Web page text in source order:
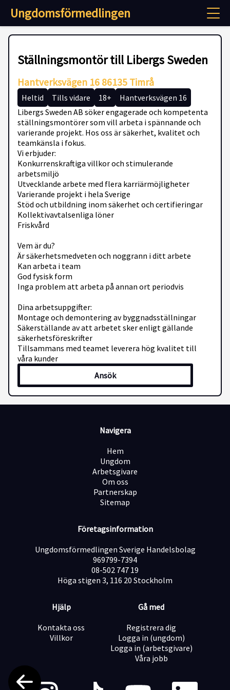
Ungdomsförmedlingen
Ställningsmontör till Libergs Sweden
Hantverksvägen 16 86135 Timrå
Heltid Tills vidare 18+
Hantverksvägen 16
Libergs Sweden AB söker engagerade och kompetenta
ställningsmontörer som vill arbeta i spännande och
varierande projekt. Hos oss är säkerhet, kvalitet och
teamkänsla i fokus.
Vi erbjuder:
Konkurrenskraftiga villkor och stimulerande
arbetsmiljö
Utvecklande arbete med flera karriärmöjligheter
Varierande projekt i hela Sverige
Stöd och utbildning inom säkerhet och certifieringar
Kollektivavtalsenliga löner
Friskvård
Vem är du?
Är säkerhetsmedveten och noggrann i ditt arbete
Kan arbeta i team
God fysisk form
Inga problem att arbeta på annan ort periodvis
Dina arbetsuppgifter:
Montage och demontering av byggnadsställningar
Säkerställande av att arbetet sker enligt gällande
säkerhetsföreskrifter
Tillsammans med teamet leverera hög kvalitet till
våra kunder
Ansök
Navigera
Hem
Ungdom
Arbetsgivare
Om oss
Partnerskap
Sitemap
Företagsinformation
Ungdomsförmedlingen Sverige Handelsbolag
969799-7394
08-502 747 19
Höga stigen 3, 116 20 Stockholm
Hjälp
Kontakta oss
Villkor
Gå med
Registrera dig
Logga in (ungdom)
Logga in (arbetsgivare)
Våra jobb